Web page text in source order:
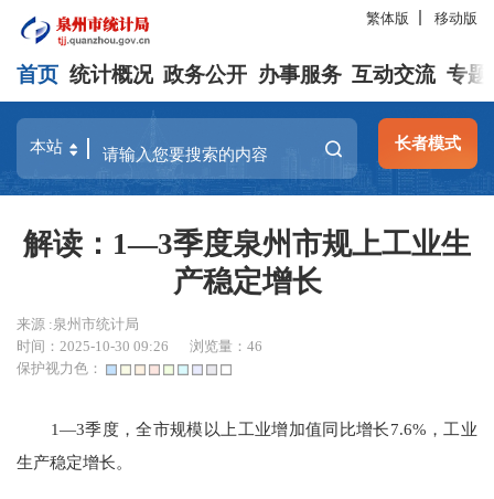
繁体版 移动版
首页 统计概况 政务公开 办事服务 互动交流 专题
长者模式
解读：1—3季度泉州市规上工业生
产稳定增长
来源 :泉州市统计局
时间：2025-10-30 09:26
浏览量：46
保护视力色：
1—3季度，全市规模以上工业增加值同比增长7.6%，工业
生产稳定增长。